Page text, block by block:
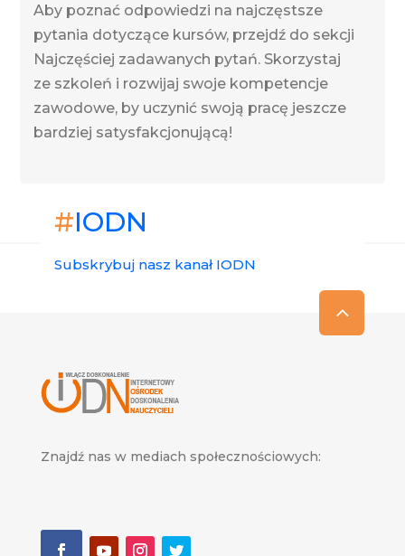
Aby poznać odpowiedzi na najczęstsze
pytania dotyczące kursów, przejdź do sekcji
Najczęściej zadawanych pytań. Skorzystaj
ze szkoleń i rozwijaj swoje kompetencje
zawodowe, by uczynić swoją pracę jeszcze
bardziej satysfakcjonującą!
#IODN
Subskrybuj nasz kanał IODN
Znajdź nas w mediach społecznościowych: